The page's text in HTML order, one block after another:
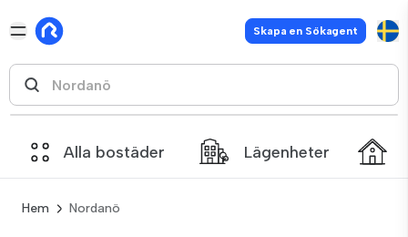
Skapa en Sökagent
Alla bostäder Lägenheter
Hem Nordanö